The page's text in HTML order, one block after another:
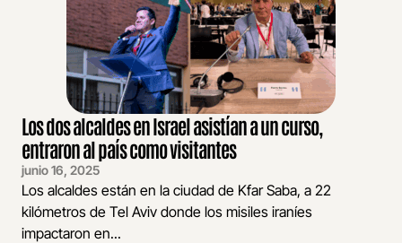
Los dos alcaldes en Israel asistían a un curso,
entraron al país como visitantes
junio 16, 2025
Los alcaldes están en la ciudad de Kfar Saba, a 22
kilómetros de Tel Aviv donde los misiles iraníes
impactaron en...